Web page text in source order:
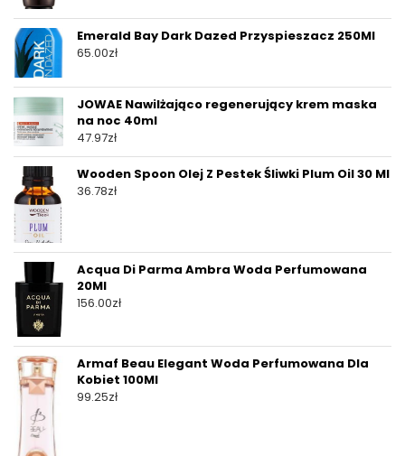
Emerald Bay Dark Dazed Przyspieszacz 250Ml
65.00zł
JOWAE Nawilżająco regenerujący krem maska
na noc 40ml
47.97zł
Wooden Spoon Olej Z Pestek Śliwki Plum Oil 30 Ml
36.78zł
Acqua Di Parma Ambra Woda Perfumowana
20Ml
156.00zł
Armaf Beau Elegant Woda Perfumowana Dla
Kobiet 100Ml
99.25zł